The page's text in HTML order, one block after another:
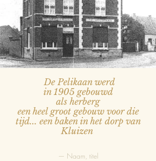
De Pelikaan werd
in 1905 gebouwd
als herberg
een heel groot gebouw voor die
tijd... een baken in het dorp van
Kluizen
— Naam, titel